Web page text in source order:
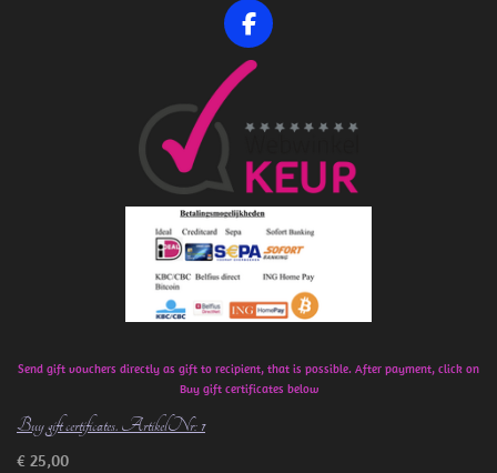
F
a
c
b
o
k
Send gift vouchers directly as gift to recipient, that is possible. After payment, click on
Buy gift certificates below
Buy gift certificates. ArtikelNr: 1
€ 25,00